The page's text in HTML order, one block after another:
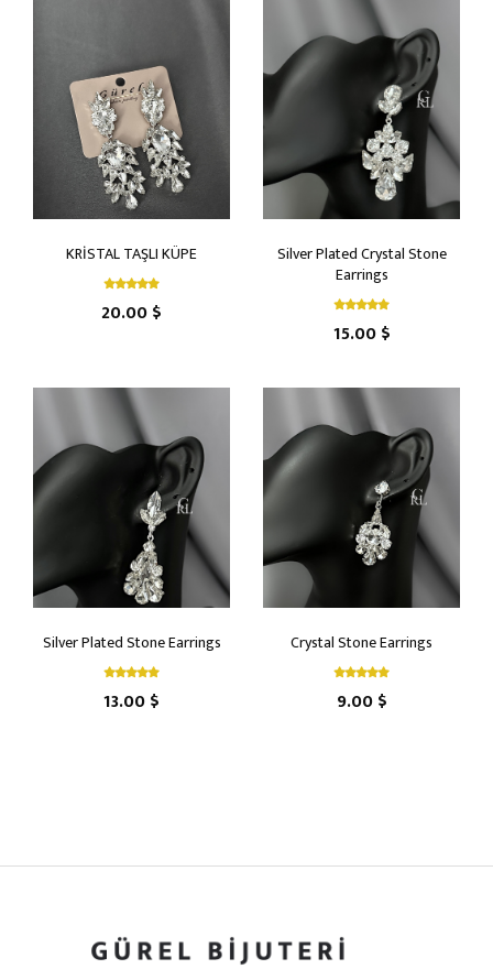
KRİSTAL TAŞLI KÜPE
20.00 $
Silver Plated Crystal Stone
Earrings
15.00 $
Silver Plated Stone Earrings
13.00 $
Crystal Stone Earrings
9.00 $